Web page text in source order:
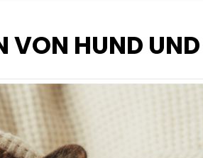
VON HUND